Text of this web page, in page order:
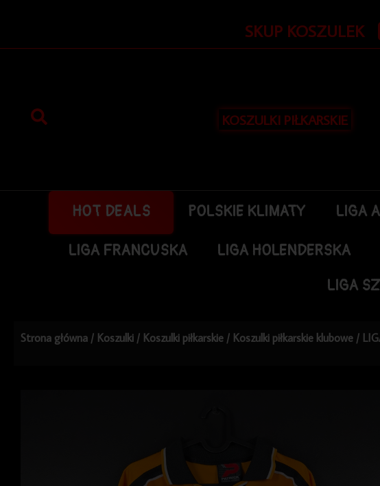
treści
SKUP KOSZULEK
KOSZULKI PIŁKARSKIE
HOT DEALS POLSKIE KLIMATY LIGA
LIGA FRANCUSKA LIGA HOLENDERSKA
LIGA
Strona główna / Koszulki / Koszulki piłkarskie / Koszulki piłkarskie klubowe /